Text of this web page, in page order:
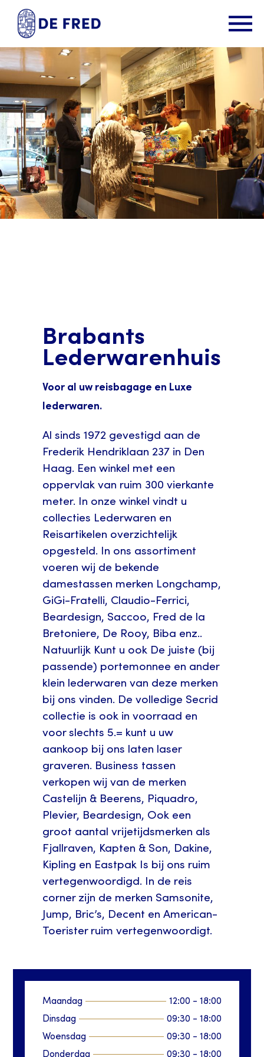
Brabants
Lederwarenhuis
Voor al uw reisbagage en Luxe
lederwaren.
Al sinds 1972 gevestigd aan de
Frederik Hendriklaan 237 in Den
Haag. Een winkel met een
oppervlak van ruim 300 vierkante
meter. In onze winkel vindt u
collecties Lederwaren en
Reisartikelen overzichtelijk
opgesteld. In ons assortiment
voeren wij de bekende
damestassen merken Longchamp,
GiGi-Fratelli, Claudio-Ferrici,
Beardesign, Saccoo, Fred de la
Bretoniere, De Rooy, Biba enz..
Natuurlijk Kunt u ook De juiste (bij
passende) portemonnee en ander
klein lederwaren van deze merken
bij ons vinden. De volledige Secrid
collectie is ook in voorraad en
voor slechts 5.= kunt u uw
aankoop bij ons laten laser
graveren. Business tassen
verkopen wij van de merken
Castelijn & Beerens, Piquadro,
Plevier, Beardesign, Ook een
groot aantal vrijetijdsmerken als
Fjallraven, Kapten & Son, Dakine,
Kipling en Eastpak Is bij ons ruim
vertegenwoordigd. In de reis
corner zijn de merken Samsonite,
Jump, Bric’s, Decent en American-
Toerister ruim vertegenwoordigt.
Maandag 12:00 - 18:00
Dinsdag
09:30 - 18:00
Woensdag
09:30 - 18:00
Donderdag
09:30 - 18:00